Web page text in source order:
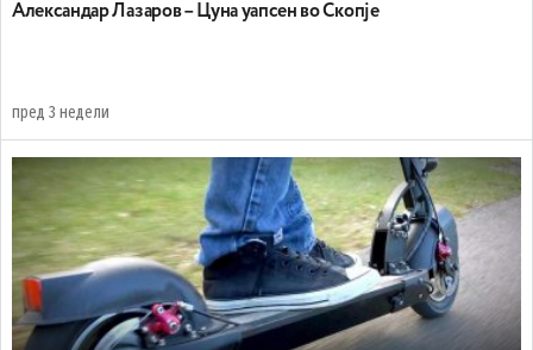
Александар Лазаров – Цуна уапсен во Скопје
пред 3 недели